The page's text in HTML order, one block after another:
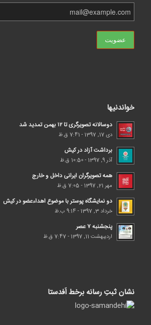
خواندنیها
دوسالانه تصویرگری تا ۱۲ بهمن تمدید شد
دی 17, 1397 - 7:41 ق.ظ
برداشت آزاد در کیش
آذر 9, 1397 - 10:50 ق.ظ
همه تصویرگران ایرانی داخل و خارج
مهر 21, 1397 - 7:05 ق.ظ
دو نمایشگاه پوستر با موضوع اهداء‌عضو در کیش
خرداد 3, 1397 - 9:14 ب.ظ
پنجشنبه ۷ عصر
اردیبهشت 11, 1397 - 7:47 ق.ظ
نشان ثبتِ رسانه برخط اَفدستا